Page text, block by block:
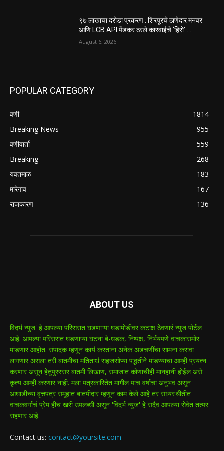
९७ लाखाचा दरोडा प्रकरण : शिरपूरचे ठाणेदार मनवर
आणि LCB API पेंडकर ठरले कारवाईचे ‘हिरो’….
August 6, 2026
POPULAR CATEGORY
वणी
1814
Breaking News
955
वणीवार्ता
559
Breaking
268
यवतमाळ
183
मारेगाव
167
राजकारण
136
ABOUT US
विदर्भ न्युज' हे आपल्या परिसरात घडणाऱ्या घडामोडीवर कटाक्ष ठेवणारं न्युज पोर्टल
आहे. आपल्या परिसरात घडणाऱ्या घटना बे-धडक, निष्पक्ष, निर्भयपणे वाचकांसमोर
मांडणार आहोत. संपादक म्हणून कार्य करतांना अनेक अडचणींचा सामना करावा
लागणार असला तरी बातमीचा मतितार्थ सहजसोप्या पद्धतीने मांडण्याचा आम्ही प्रयत्न
करणार असून हेतुपुरस्सर बातमी लिखाण, समाजात कोणाचीही मानहानी होईल असे
कृत्य आम्ही करणार नाही. मला पत्रकारितेत मागील पाच वर्षाचा अनुभव असून
आघाडीच्या वृत्तपत्र समूहात बातमीदार म्हणून काम केले आहे तर सध्यस्थीतीत
वाचकवर्गाचं प्रेम हीच खरी उपलब्धी असून 'विदर्भ न्युज' हे सदैव आपल्या सेवेत तत्पर
राहणार आहे.
Contact us: contact@yoursite.com